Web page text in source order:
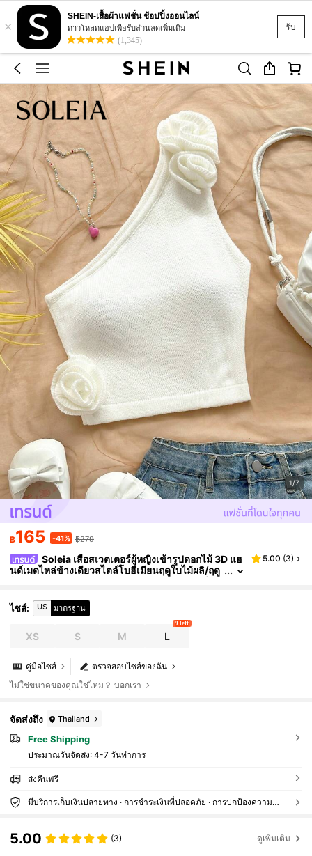
รับ
×
SHEIN-เสื้อผ้าแฟชั่น ช้อปปิ้งออนไลน์
ดาวโหลดแอปเพื่อรับส่วนลดเพิ่มเติม
(1,345)
1/7
฿165 -41% ฿279
Soleia เสื้อสเวตเตอร์ผู้หญิงเข้ารูปดอกไม้ 3D แฮ
นด์เมดไหล่ข้างเดียวสไตล์โบฮีเมียนฤดูใบไม้ผลิ/ฤดู
รัก เสื้อครีม เสื้อไหล่ข้างเดียว
5.00 (3)
ไซส์: US มาตรฐาน
XS S M L
9 left
ตรวจสอบไซส์ของฉัน
คู่มือไซส์
ไม่ใช่ขนาดของคุณใช่ไหม？ บอกเรา
จัดส่งถึง Thailand
Free Shipping
ประมาณวันจัดส่ง: 4-7 วันทำการ
ส่งคืนฟรี
มีบริการเก็บเงินปลายทาง · การชำระเงินที่ปลอดภัย · การปกป้องความเป็นส่วนตัว
5.00 (3) ดูเพิ่มเติม